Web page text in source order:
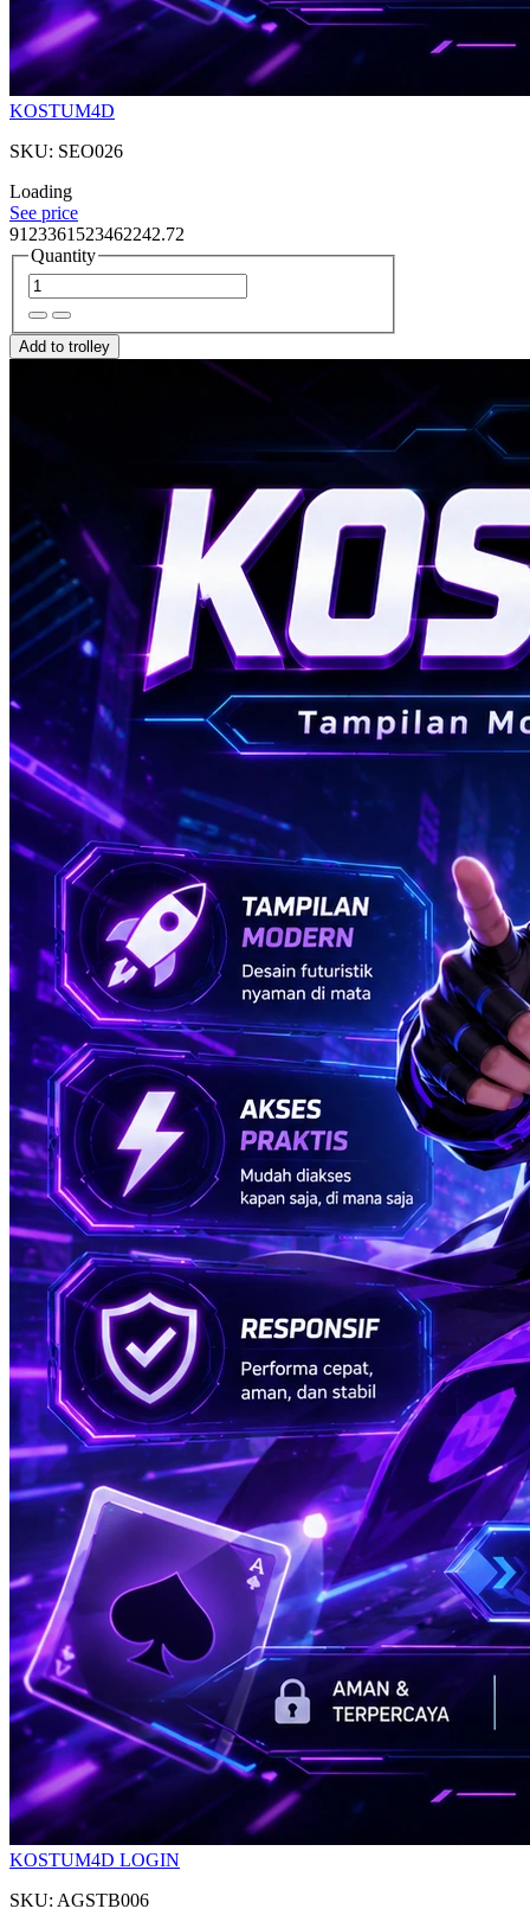
KOSTUM4D
SKU: SEO026
Loading
See price
9123361523462242.72
Quantity
Add to trolley
KOSTUM4D LOGIN
SKU: AGSTB006